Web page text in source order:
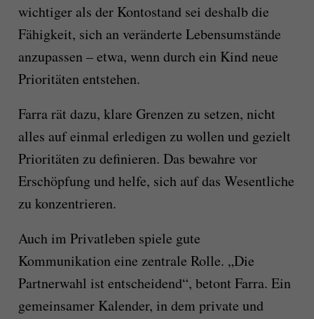
wichtiger als der Kontostand sei deshalb die
Fähigkeit, sich an veränderte Lebensumstände
anzupassen – etwa, wenn durch ein Kind neue
Prioritäten entstehen.
Farra rät dazu, klare Grenzen zu setzen, nicht
alles auf einmal erledigen zu wollen und gezielt
Prioritäten zu definieren. Das bewahre vor
Erschöpfung und helfe, sich auf das Wesentliche
zu konzentrieren.
Auch im Privatleben spiele gute
Kommunikation eine zentrale Rolle. „Die
Partnerwahl ist entscheidend“, betont Farra. Ein
gemeinsamer Kalender, in dem private und